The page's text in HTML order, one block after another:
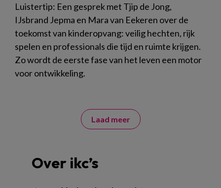
Luistertip: Een gesprek met Tjip de Jong,
IJsbrand Jepma en Mara van Eekeren over de
toekomst van kinderopvang: veilig hechten, rijk
spelen en professionals die tijd en ruimte krijgen.
Zo wordt de eerste fase van het leven een motor
voor ontwikkeling.
Laad meer
Over ikc’s